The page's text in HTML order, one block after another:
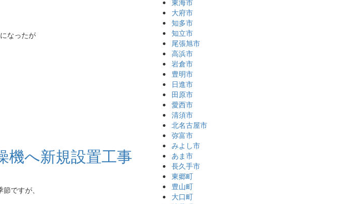
なったが
へ新規設置工事
ですが、
東海市
大府市
知多市
知立市
尾張旭市
高浜市
岩倉市
豊明市
日進市
田原市
愛西市
清須市
北名古屋市
弥富市
みよし市
あま市
長久手市
東郷町
豊山町
大口町